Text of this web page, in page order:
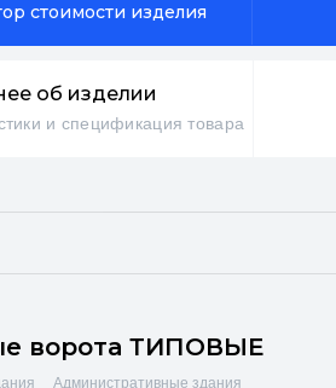
стоимости изделия
об изделии
и спецификация товара
ворота ТИПОВЫЕ
Административные здания